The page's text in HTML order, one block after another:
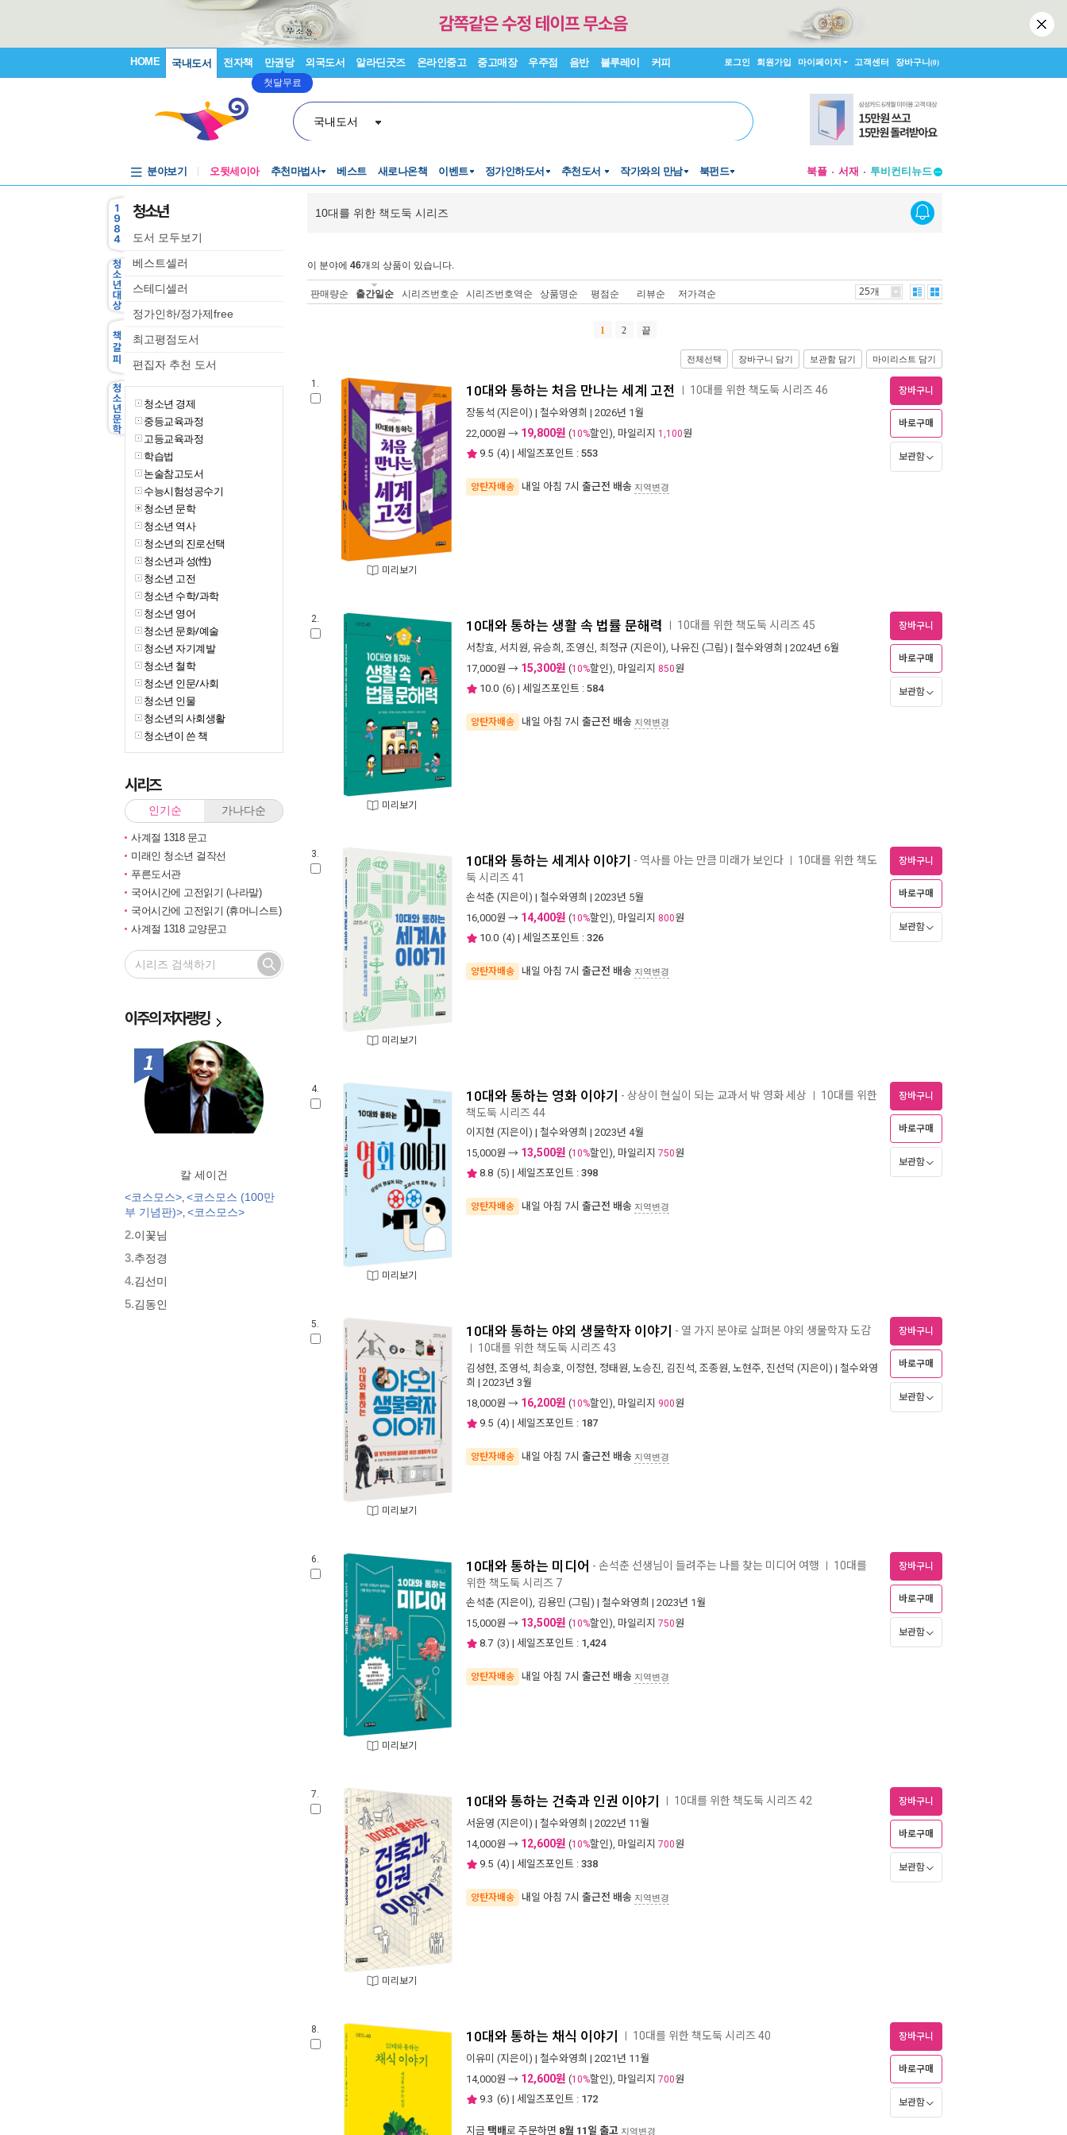
HOME 국내도서 전자책 만권당
첫달무료
외국도서 알라딘굿즈 온라인중고 중고매장 우주점 음반 블루레이 커피 로그인 회원가입 마이페이지 고객센터 장바구니(0)
국내도서
분야보기 오뒷세이아 추천마법사 베스트 새로나온책 이벤트 정가인하도서 추천도서 작가와의 만남 북펀드 북플 서재
투비컨티뉴드
투비컨티뉴드
청소년
도서 모두보기
베스트셀러
스테디셀러
정가인하/정가제free
최고평점도서
편집자 추천 도서
청소년 경제
중등교육과정
고등교육과정
학습법
논술참고도서
수능시험성공수기
청소년 문학
청소년 역사
청소년의 진로선택
청소년과 성(性)
청소년 고전
청소년 수학/과학
청소년 영어
청소년 문화/예술
청소년 자기계발
청소년 철학
청소년 인문/사회
청소년 인물
청소년의 사회생활
청소년이 쓴 책
시리즈
인기순 가나다순
사계절 1318 문고
미래인 청소년 걸작선
푸른도서관
국어시간에 고전읽기 (나라말)
국어시간에 고전읽기 (휴머니스트)
사계절 1318 교양문고
신나는 노빈손 세계 역사탐험 시리
즈
청소년을 위한 역사 교양
청소년 철학창고
신나는 노빈손 한국사 시리즈
책세상 루트
탐 청소년 문학
지식의 사슬 시리즈
민음 바칼로레아
교과서를 만든 사람들
올 에이지 클래식
문학동네 청소년문학 원더북스
저노트
청소년시대
다락원 클리프 논술 노트
이주의저자랭킹
1위
칼 세이건
<코스모스>, <코스모스 (100만
부 기념판)>, <코스모스>
2.이꽃님
3.추정경
4.김선미
5.김동인
10대를 위한 책도둑 시리즈
이 분야에 46개의 상품이 있습니다.
판매량순 출간일순 시리즈번호순 시리즈번호역순 상품명순 평점순 리뷰순 저가격순 25개
1 2 끝
전체선택 장바구니 담기 보관함 담기 마이리스트 담기
1.
미리보기
10대와 통하는 처음 만나는 세계 고전 10대를 위한 책도둑 시리즈 46
장동석 (지은이) | 철수와영희 | 2026년 1월
22,000원 → 19,800원 (10%할인), 마일리지 1,100원
9.5 (4) | 세일즈포인트 : 553
양탄자배송 내일 아침 7시 출근전 배송 지역변경
장바구니
바로구매
보관함
2.
미리보기
10대와 통하는 생활 속 법률 문해력 10대를 위한 책도둑 시리즈 45
서창효, 서치원, 유승희 , 조영신, 최정규 (지은이), 나유진 (그림) | 철수와영희 | 2024년 6월
17,000원 → 15,300원 (10%할인), 마일리지 850원
10.0 (6) | 세일즈포인트 : 584
양탄자배송 내일 아침 7시 출근전 배송 지역변경
장바구니
바로구매
보관함
3.
미리보기
10대와 통하는 세계사 이야기 - 역사를 아는 만큼 미래가 보인다 10대를 위한 책도
둑 시리즈 41
손석춘 (지은이) | 철수와영희 | 2023년 5월
16,000원 → 14,400원 (10%할인), 마일리지 800원
10.0 (4) | 세일즈포인트 : 326
양탄자배송 내일 아침 7시 출근전 배송 지역변경
장바구니
바로구매
보관함
4.
미리보기
10대와 통하는 영화 이야기 - 상상이 현실이 되는 교과서 밖 영화 세상 10대를 위한
책도둑 시리즈 44
이지현 (지은이) | 철수와영희 | 2023년 4월
15,000원 → 13,500원 (10%할인), 마일리지 750원
8.8 (5) | 세일즈포인트 : 398
양탄자배송 내일 아침 7시 출근전 배송 지역변경
장바구니
바로구매
보관함
5.
미리보기
10대와 통하는 야외 생물학자 이야기 - 열 가지 분야로 살펴본 야외 생물학자 도감
10대를 위한 책도둑 시리즈 43
김성현, 조영석, 최승호, 이정현, 정태원, 노승진, 김진석, 조종원, 노현주, 진선덕 (지은이) | 철수와영
희 | 2023년 3월
18,000원 → 16,200원 (10%할인), 마일리지 900원
9.5 (4) | 세일즈포인트 : 187
양탄자배송 내일 아침 7시 출근전 배송 지역변경
장바구니
바로구매
보관함
6.
미리보기
10대와 통하는 미디어 - 손석춘 선생님이 들려주는 나를 찾는 미디어 여행 10대를
위한 책도둑 시리즈 7
손석춘 (지은이), 김용민 (그림) | 철수와영희 | 2023년 1월
15,000원 → 13,500원 (10%할인), 마일리지 750원
8.7 (3) | 세일즈포인트 : 1,424
양탄자배송 내일 아침 7시 출근전 배송 지역변경
장바구니
바로구매
보관함
7.
미리보기
10대와 통하는 건축과 인권 이야기 10대를 위한 책도둑 시리즈 42
서윤영 (지은이) | 철수와영희 | 2022년 11월
14,000원 → 12,600원 (10%할인), 마일리지 700원
9.5 (4) | 세일즈포인트 : 338
양탄자배송 내일 아침 7시 출근전 배송 지역변경
장바구니
바로구매
보관함
8. 10대와 통하는 채식 이야기 10대를 위한 책도둑 시리즈 40
이유미 (지은이) | 철수와영희 | 2021년 11월
14,000원 → 12,600원 (10%할인), 마일리지 700원
9.3 (6) | 세일즈포인트 : 172
지금 택배로 주문하면 8월 11일 출고 지역변경
장바구니
바로구매
보관함